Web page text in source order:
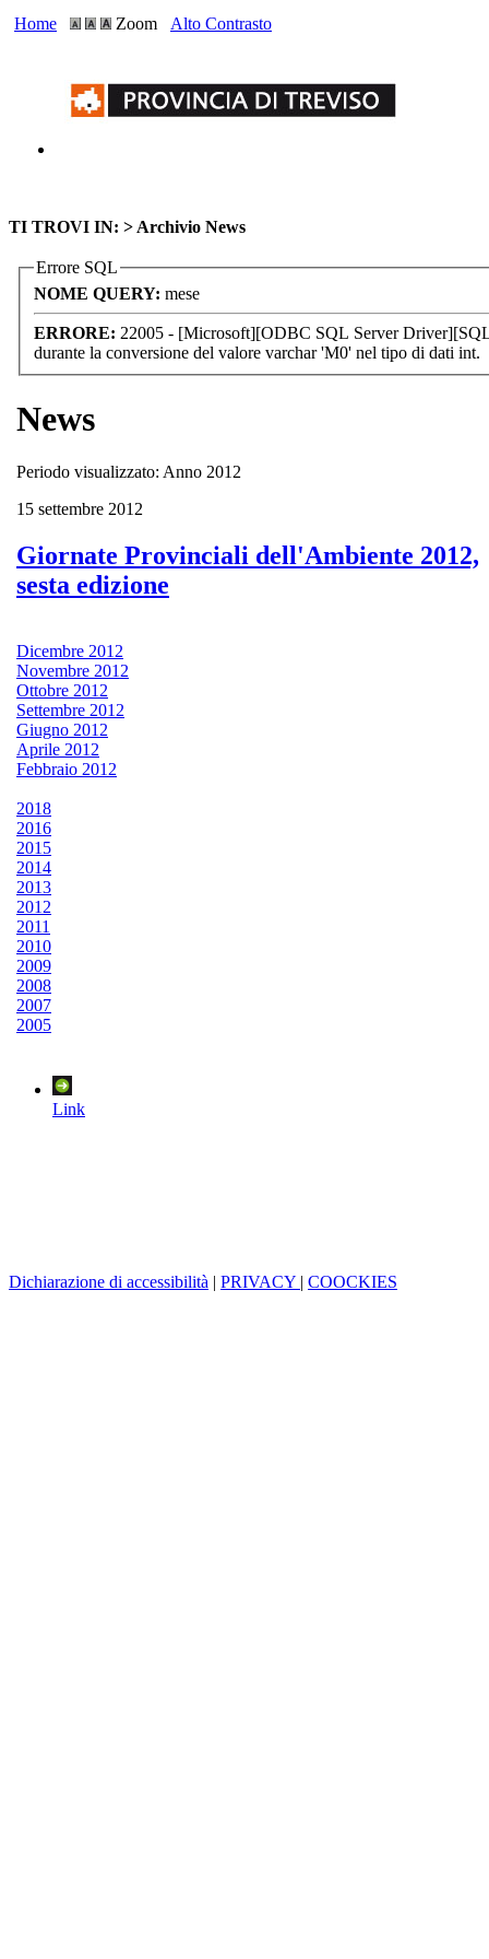
Home Zoom Alto Contrasto
TI TROVI IN: > Archivio News
Errore SQL
NOME QUERY: mese
ERRORE: 22005 - [Microsoft][ODBC SQL Server
durante la conversione del valore varchar 'M0' nel tipo di dati int.
News
Periodo visualizzato: Anno 2012
15 settembre 2012
Giornate Provinciali dell'Ambiente 2012,
sesta edizione
Dicembre 2012
Novembre 2012
Ottobre 2012
Settembre 2012
Giugno 2012
Aprile 2012
Febbraio 2012
2018
2016
2015
2014
2013
2012
2011
2010
2009
2008
2007
2005
Link
Dichiarazione di accessibilità | PRIVACY | COOCKIES